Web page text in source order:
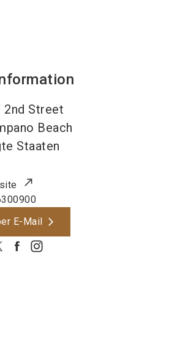
2nd Street
Beach
Staaten
E-Mail